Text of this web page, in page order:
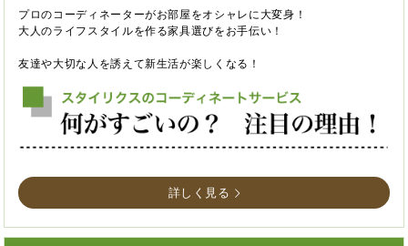
プロのコーディネーターがお部屋をオシャレに大変身！
大人のライフスタイルを作る家具選びをお手伝い！
友達や大切な人を誘えて新生活が楽しくなる！
詳しく見る